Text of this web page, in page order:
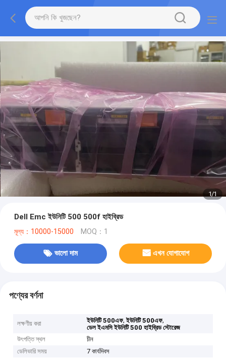
1/1
Dell Emc ইউনিটি 500 500f হাইব্রিড
মূল্য：10000-15000 MOQ：1
ভালো দাম এখন যোগাযোগ
পণ্যের বর্ণনা
লক্ষণীয় করা ইউনিটি 500এফ,ইউনিটি 500এফ,
ডেল ইএমসি ইউনিটি 500 হাইব্রিড স্টোরেজ
উৎপত্তি স্থল
চীন
ডেলিভারি সময়
7 কার্যদিবস